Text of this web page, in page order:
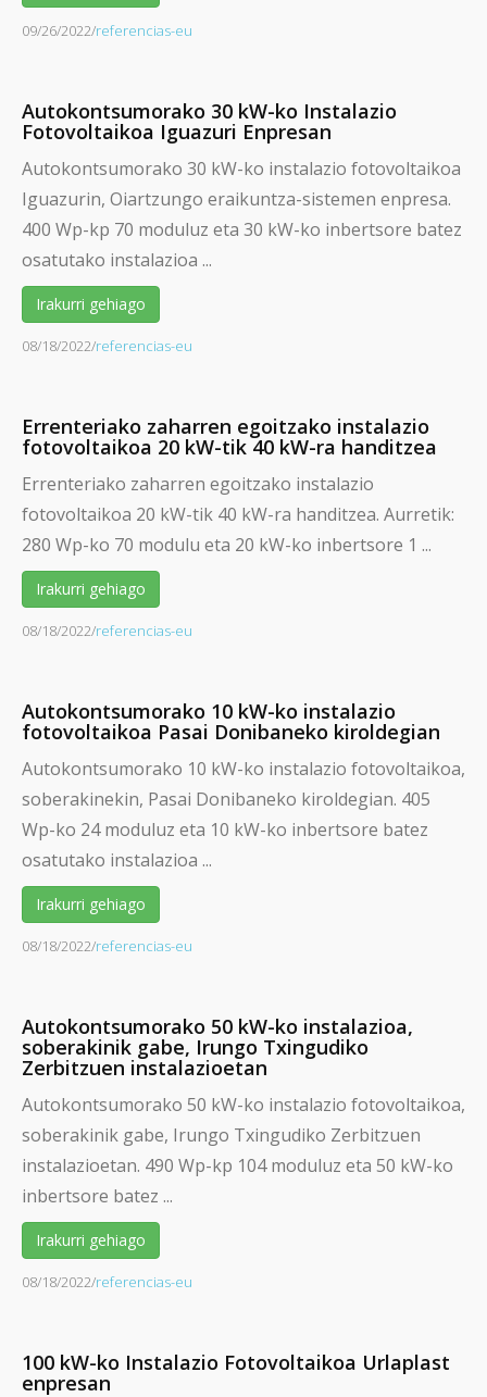
09/26/2022/referencias-eu
Autokontsumorako 30 kW-ko Instalazio
Fotovoltaikoa Iguazuri Enpresan
Autokontsumorako 30 kW-ko instalazio fotovoltaikoa
Iguazurin, Oiartzungo eraikuntza-sistemen enpresa.
400 Wp-kp 70 moduluz eta 30 kW-ko inbertsore batez
osatutako instalazioa ...
Irakurri gehiago
08/18/2022/referencias-eu
Errenteriako zaharren egoitzako instalazio
fotovoltaikoa 20 kW-tik 40 kW-ra handitzea
Errenteriako zaharren egoitzako instalazio
fotovoltaikoa 20 kW-tik 40 kW-ra handitzea. Aurretik:
280 Wp-ko 70 modulu eta 20 kW-ko inbertsore 1 ...
Irakurri gehiago
08/18/2022/referencias-eu
Autokontsumorako 10 kW-ko instalazio
fotovoltaikoa Pasai Donibaneko kiroldegian
Autokontsumorako 10 kW-ko instalazio fotovoltaikoa,
soberakinekin, Pasai Donibaneko kiroldegian. 405
Wp-ko 24 moduluz eta 10 kW-ko inbertsore batez
osatutako instalazioa ...
Irakurri gehiago
08/18/2022/referencias-eu
Autokontsumorako 50 kW-ko instalazioa,
soberakinik gabe, Irungo Txingudiko
Zerbitzuen instalazioetan
Autokontsumorako 50 kW-ko instalazio fotovoltaikoa,
soberakinik gabe, Irungo Txingudiko Zerbitzuen
instalazioetan. 490 Wp-kp 104 moduluz eta 50 kW-ko
inbertsore batez ...
Irakurri gehiago
08/18/2022/referencias-eu
100 kW-ko Instalazio Fotovoltaikoa Urlaplast
enpresan